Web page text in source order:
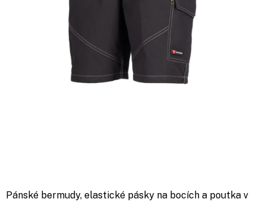
Pánské bermudy, elastické pásky na bocích a poutka v